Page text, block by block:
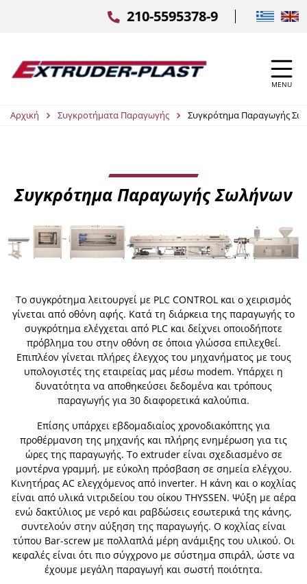
210-5595378-9
MENU
Αρχική Συγκροτήματα Παραγωγής Συγκρότημα Παραγωγής
Συγκρότημα Παραγωγής Σωλήνων
Το συγκρότημα λειτουργεί με PLC CONTROL και ο χειρισμός
γίνεται από οθόνη αφής. Κατά τη διάρκεια της παραγωγής το
συγκρότημα ελέγχεται από PLC και δείχνει οποιοδήποτε
πρόβλημα του στην οθόνη σε όποια γλώσσα επιλεχθεί.
Επιπλέον γίνεται πλήρες έλεγχος του μηχανήματος με τους
υπολογιστές της εταιρείας μας μέσω modem. Υπάρχει η
δυνατότητα να αποθηκεύσει δεδομένα και τρόπους
παραγωγής για 30 διαφορετικά καλούπια.
Επίσης υπάρχει εβδομαδιαίος χρονοδιακόπτης για
προθέρμανση της μηχανής και πλήρης ενημέρωση για τις
ώρες της παραγωγής. Το extruder είναι σχεδιασμένο σε
μοντέρνα γραμμή, με εύκολη πρόσβαση σε σημεία ελέγχου.
Κινητήρας AC ελεγχόμενος από inverter. Η κάνη και ο κοχλίας
είναι από υλικά νιτριδείου του οίκου THYSSEN. Ψύξη με αέρα
ενώ δακτύλιος με νερό και ραβδώσεις εσωτερικά της κάνης,
συντελούν στην αύξηση της παραγωγής. Ο κοχλίας είναι
τύπου Bar-screw με πολλαπλά μέρη ανάμιξης του υλικού. Οι
κεφαλές είναι ότι πιο σύγχρονο με σύστημα σπιράλ, ώστε να
έχουμε μεγάλη παραγωγή και σωστή ποιότητα.